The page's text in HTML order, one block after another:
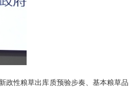
政性粮草出库质预验步奏、基本粮草品